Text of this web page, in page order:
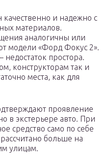
и надежно с
материалов.
аналогичны или
модели «Форд Фокус 2».
простора.
конструкторам так и
места, как для
проявление
в экстерьере авто. При
средство само по себе
больше на
улицам.